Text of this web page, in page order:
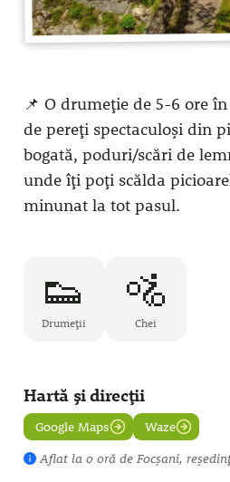
📌 O drumeție de 5-6 ore
de pereți spectaculoși din
bogată, poduri/scări de
unde îți poți scălda
minunat la tot pasul.
👟
Drumeții
🚵
Chei
Hartă și direcții
Google Maps
Waze
Aflat la o orăde Focșani,